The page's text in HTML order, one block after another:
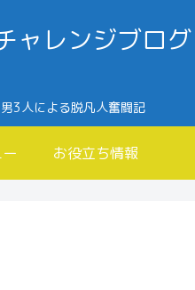
ャレンジブログ
3人による脱凡人奮闘記
お役立ち情報